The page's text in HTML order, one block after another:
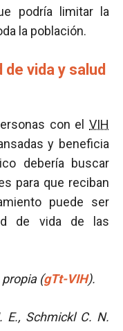
podría limitar la
la población.
vida y salud
con el VIH
y beneficia
debería buscar
para que reciban
puede ser
de vida de las
(gTt-VIH).
E., Schmickl C. N.